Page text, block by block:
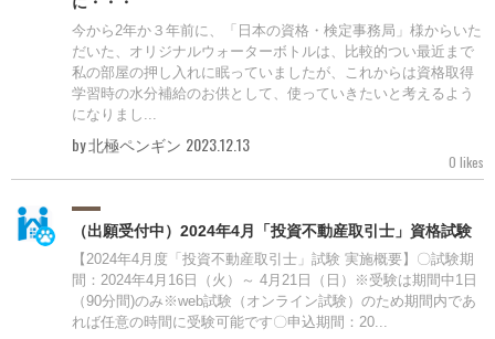
今から2年か３年前に、「日本の資格・検定事務局」様からいた
だいた、オリジナルウォーターボトルは、比較的つい最近まで
私の部屋の押し入れに眠っていましたが、これからは資格取得
学習時の水分補給のお供として、使っていきたいと考えるよう
になりまし...
by 北極ペンギン 2023.12.13
0 likes
（出願受付中）2024年4月「投資不動産取引士」資格試験
【2024年4月度「投資不動産取引士」試験 実施概要】〇試験期
間：2024年4月16日（火）～ 4月21日（日）※受験は期間中1日
（90分間)のみ※web試験（オンライン試験）のため期間内であ
れば任意の時間に受験可能です〇申込期間：20...